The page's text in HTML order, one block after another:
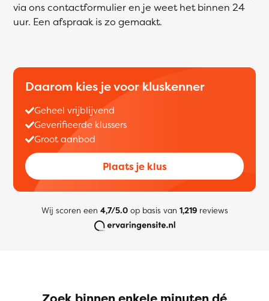
via ons contactformulier en je weet het binnen 24
uur. Een afspraak is zo gemaakt.
Daarom kies je voor kluskenner
Geheel vrijblijvend
Geverifieerde klussers
Groot aanbod
Plaats je klus
Wij scoren een 4,7/5.0op basis van 1,219reviews